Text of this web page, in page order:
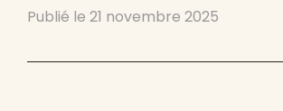
Publié le 21 novembre 2025